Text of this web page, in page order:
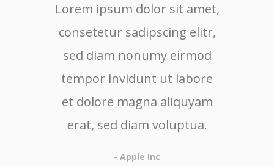
Lorem ipsum dolor sit amet,
consetetur sadipscing elitr,
sed diam nonumy eirmod
tempor invidunt ut labore
et dolore magna aliquyam
erat, sed diam voluptua.
- Apple Inc